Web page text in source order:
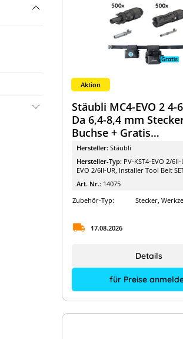
Aktion
Stäubli MC4-EVO 2 4-
Da 6,4-8,4 mm
Buchse + Gratis
Werkzeuggürtel
Hersteller: Stäubli
Hersteller-Typ: PV-KST4-EVO 2/
EVO 2/6II-UR, Installer Tool Belt
Art. Nr.: 14075
Zubehör-Typ:
Stecker,
17.08.2026
für Preise
Details